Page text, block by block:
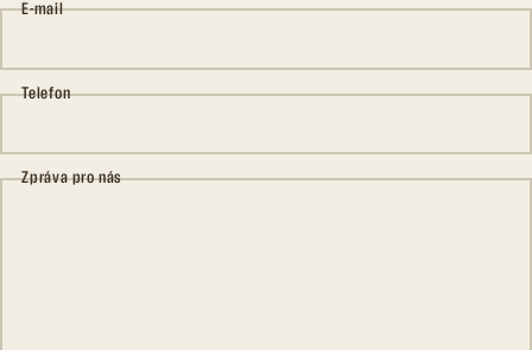
E-mail
Telefon
Zpráva pro nás